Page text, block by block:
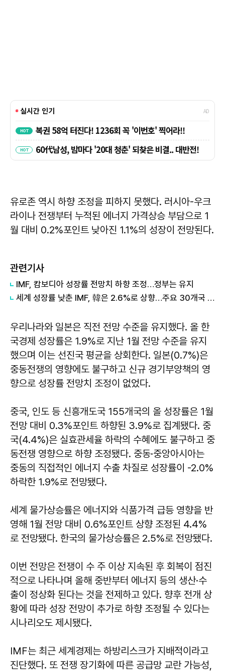
유로존 역시 하향 조정을 피하지 못했다. 러시아-우크
라이나 전쟁부터 누적된 에너지 가격상승 부담으로 1
월 대비 0.2%포인트 낮아진 1.1%의 성장이 전망된다.
관련기사
IMF, 캄보디아 성장률 전망치 하향 조정…정부는 유지
세계 성장률 낮춘 IMF, 韓은 2.6%로 상향…주요 30개국 중 최대폭↑
우리나라와 일본은 직전 전망 수준을 유지했다. 올 한
국경제 성장률은 1.9%로 지난 1월 전망 수준을 유지
했으며 이는 선진국 평균을 상회한다. 일본(0.7%)은
중동전쟁의 영향에도 불구하고 신규 경기부양책의 영
향으로 성장률 전망치 조정이 없었다.
중국, 인도 등 신흥개도국 155개국의 올 성장률은 1월
전망 대비 0.3%포인트 하향된 3.9%로 집계됐다. 중
국(4.4%)은 실효관세율 하락의 수혜에도 불구하고 중
동전쟁 영향으로 하향 조정됐다. 중동·중앙아시아는
중동의 직접적인 에너지 수출 차질로 성장률이 -2.0%
하락한 1.9%로 전망됐다.
세계 물가상승률은 에너지와 식품가격 급등 영향을 반
영해 1월 전망 대비 0.6%포인트 상향 조정된 4.4%
로 전망됐다. 한국의 물가상승률은 2.5%로 전망됐다.
이번 전망은 전쟁이 수 주 이상 지속된 후 회복이 점진
적으로 나타나며 올해 중반부터 에너지 등의 생산·수
출이 정상화 된다는 것을 전제하고 있다. 향후 전개 상
황에 따라 성장 전망이 추가로 하향 조정될 수 있다는
시나리오도 제시됐다.
IMF는 최근 세계경제는 하방리스크가 지배적이라고
진단했다. 또 전쟁 장기화에 따른 공급망 교란 가능성,